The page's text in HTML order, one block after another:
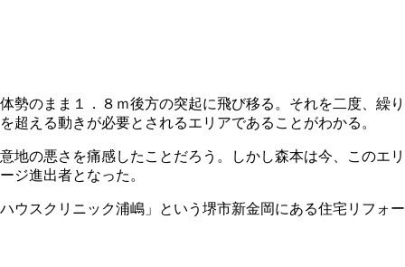
勢のまま１．８ｍ後方の突起に飛び移る。それを二度、繰り
える動きが必要とされるエリアであることがわかる。
地の悪さを痛感したことだろう。しかし森本は今、このエリ
ジ進出者となった。
ウスクリニック浦嶋」という堺市新金岡にある住宅リフォー